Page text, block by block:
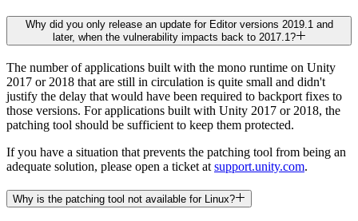
Why did you only release an update for Editor versions 2019.1 and
later, when the vulnerability impacts back to 2017.1?
The number of applications built with the mono runtime on Unity
2017 or 2018 that are still in circulation is quite small and didn't
justify the delay that would have been required to backport fixes to
those versions. For applications built with Unity 2017 or 2018, the
patching tool should be sufficient to keep them protected.
If you have a situation that prevents the patching tool from being an
adequate solution, please open a ticket at support.unity.com.
Why is the patching tool not available for Linux?